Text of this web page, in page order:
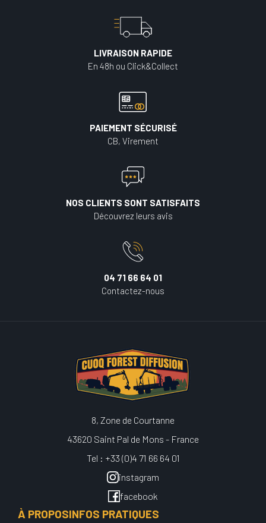
LIVRAISON RAPIDE
En 48h ou Click&Collect
PAIEMENT SÉCURISÉ
CB, Virement
NOS CLIENTS SONT SATISFAITS
Découvrez leurs avis
04 71 66 64 01
Contactez-nous
8, Zone de Courtanne
43620 Saint Pal de Mons - France
Tel : +33 (0)4 71 66 64 01
instagram
facebook
À PROPOSINFOS PRATIQUES